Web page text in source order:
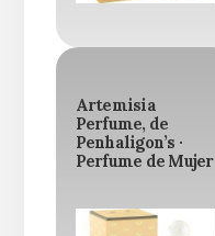
Artemisia
Perfume, de
Penhaligon’s ·
Perfume de Mujer